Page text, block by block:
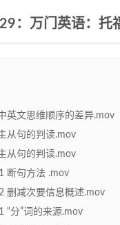
：万门英语：托
英文思维顺序的差异.mov
从句的判读.mov
从句的判读.mov
断句方法 .mov
删减次要信息概述.mov
“分”词的来源.mov